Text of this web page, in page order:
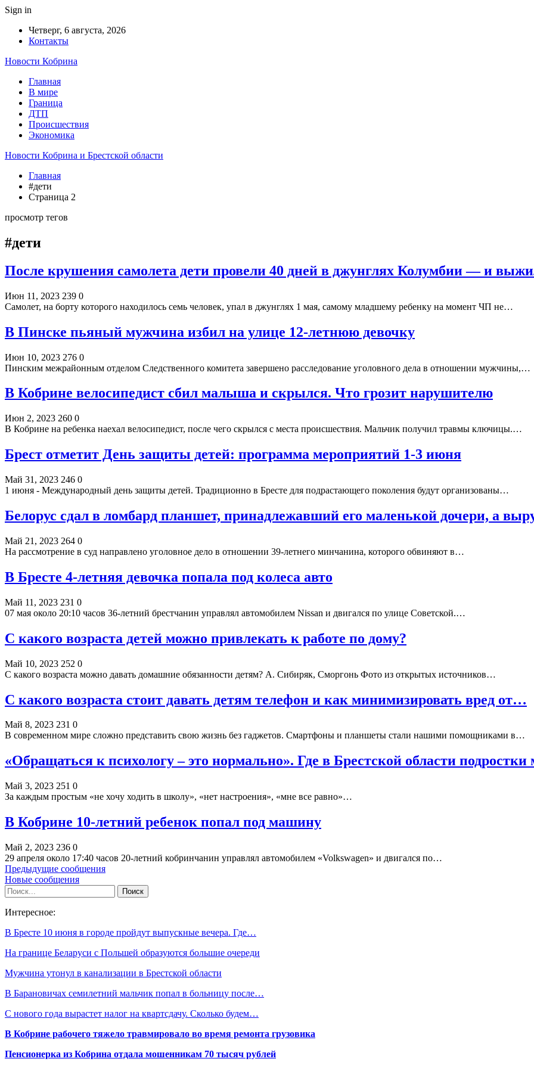
Sign in
Четверг, 6 августа, 2026
Контакты
Новости Кобрина
Главная
В мире
Граница
ДТП
Происшествия
Экономика
Новости Кобрина и Брестской области
Главная
#дети
Страница 2
просмотр тегов
#дети
После крушения самолета дети провели 40 дней в джунглях Колумбии — и
Июн 11, 2023 239 0
Самолет, на борту которого находилось семь человек, упал в джунглях 1 мая, самому младшему ребенку на момент ЧП не…
В Пинске пьяный мужчина избил на улице 12-летнюю девочку
Июн 10, 2023 276 0
Пинским межрайонным отделом Следственного комитета завершено расследование уголовного дела в отношении мужчины,…
В Кобрине велосипедист сбил малыша и скрылся. Что грозит нарушителю
Июн 2, 2023 260 0
В Кобрине на ребенка наехал велосипедист, после чего скрылся с места происшествия. Мальчик получил травмы ключицы.…
Брест отметит День защиты детей: программа мероприятий 1-3 июня
Май 31, 2023 246 0
1 июня - Международный день защиты детей. Традиционно в Бресте для подрастающего поколения будут организованы…
Белорус сдал в ломбард планшет, принадлежавший его маленькой дочери, а
Май 21, 2023 264 0
На рассмотрение в суд направлено уголовное дело в отношении 39-летнего минчанина, которого обвиняют в…
В Бресте 4-летняя девочка попала под колеса авто
Май 11, 2023 231 0
07 мая около 20:10 часов 36-летний брестчанин управлял автомобилем Nissan и двигался по улице Советской.…
С какого возраста детей можно привлекать к работе по дому?
Май 10, 2023 252 0
С какого возраста можно давать домашние обязанности детям? А. Сибиряк, Сморгонь Фото из открытых источников…
С какого возраста стоит давать детям телефон и как минимизировать вред от…
Май 8, 2023 231 0
В современном мире сложно представить свою жизнь без гаджетов. Смартфоны и планшеты стали нашими помощниками в…
«Обращаться к психологу – это нормально». Где в Брестской области
Май 3, 2023 251 0
За каждым простым «не хочу ходить в школу», «нет настроения», «мне все равно»…
В Кобрине 10-летний ребенок попал под машину
Май 2, 2023 236 0
29 апреля около 17:40 часов 20-летний кобринчанин управлял автомобилем «Volkswagen» и двигался по…
Предыдущие сообщения
Новые сообщения
Интересное:
В Бресте 10 июня в городе пройдут выпускные вечера. Где…
На границе Беларуси с Польшей образуются большие очереди
Мужчина утонул в канализации в Брестской области
В Барановичах семилетний мальчик попал в больницу после…
С нового года вырастет налог на квартсдачу. Сколько будем…
В Кобрине рабочего тяжело травмировало во время ремонта грузовика
Пенсионерка из Кобрина отдала мошенникам 70 тысяч рублей